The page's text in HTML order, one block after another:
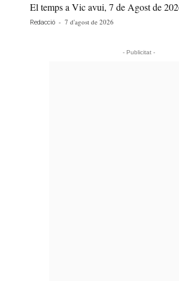
El temps a Vic avui, 7 de Agost de
Redacció - 7 d'agost de 2026
- Publicitat -